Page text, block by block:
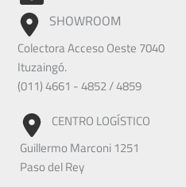
SHOWROOM
Colectora Acceso Oeste 7040
Ituzaingó.
(011) 4661 - 4852 / 4859
CENTRO LOGÍSTICO
Guillermo Marconi 1251
Paso del Rey